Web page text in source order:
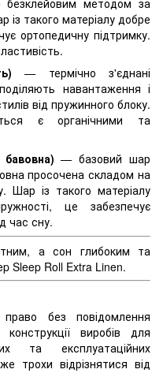
такого матеріалу добре
ортопедичну підтримку.
— термічно з'єднані
навантаження і
від пружинного блоку.
є органічними та
— базовий шар
просочена складом на
Шар із такого матеріалу
це забезпечує
час сну.
а сон глибоким та
Sleep Roll Extra Linen.
без повідомлення
виробів для
та експлуатаційних
трохи відрізнятися від